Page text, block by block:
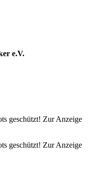
e.V.
geschützt! Zur Anzeige
geschützt! Zur Anzeige